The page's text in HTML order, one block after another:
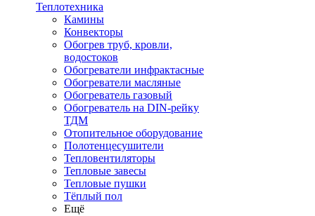
Теплотехника
Камины
Конвекторы
Обогрев труб, кровли,
водостоков
Обогреватели инфрактасные
Обогреватели масляные
Обогреватель газовый
Обогреватель на DIN-рейку
ТДМ
Отопительное оборудование
Полотенцесушители
Тепловентиляторы
Тепловые завесы
Тепловые пушки
Тёплый пол
Ещё